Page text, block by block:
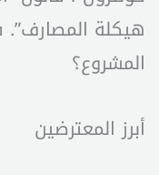
هيكلة
المشروع؟
أبرز المعترضين